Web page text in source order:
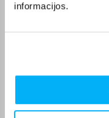
informacijos.
toomas n.
Laurynas Ž.
Viskas gerai